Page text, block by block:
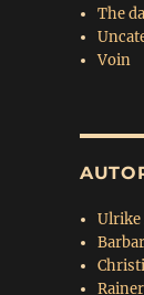
The
Voin
Ulrike